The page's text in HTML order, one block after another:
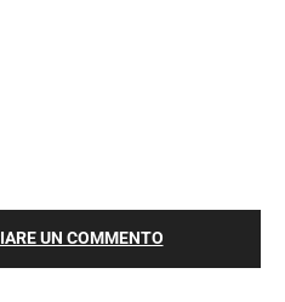
UN COMMENTO